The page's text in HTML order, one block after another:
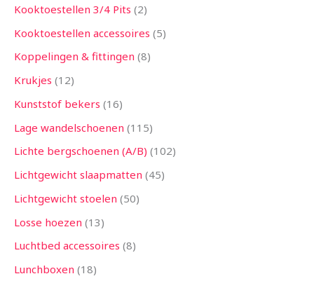
Kooktoestellen 3/4 Pits 2
Kooktoestellen accessoires 5
Koppelingen & fittingen 8
Krukjes 12
Kunststof bekers 16
Lage wandelschoenen 115
Lichte bergschoenen (A/B) 102
Lichtgewicht slaapmatten 45
Lichtgewicht stoelen 50
Losse hoezen 13
Luchtbed accessoires 8
Lunchboxen 18